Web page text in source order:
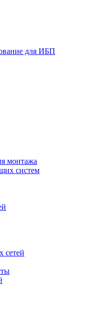
для ИБП
монтажа
систем
сетей